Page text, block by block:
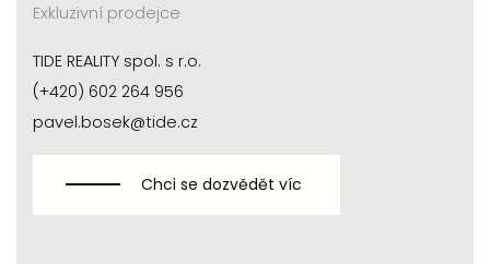
Exkluzivní prodejce
TIDE REALITY spol. s r.o.
(+420) 602 264 956
pavel.bosek@tide.cz
Chci se dozvědět víc